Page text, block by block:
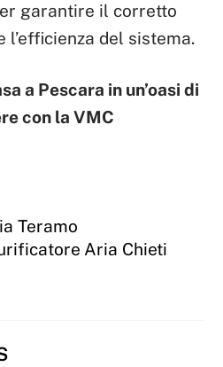
garantire il corretto
l’efficienza del sistema.
a Pescara in un’oasi di
con la VMC
Teramo
Aria Chieti